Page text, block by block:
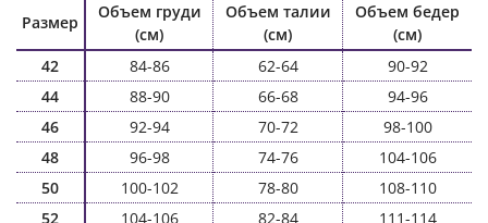
Размер
Объем груди
(см)
Объем талии
(см)
Объем бедер
(см)
42
84-86 62-64
90-92
44
88-90 66-68
94-96
46
92-94 70-72
98-100
48
96-98 74-76
104-106
50
100-102 78-80
108-110
52
104-106 82-84
111-114